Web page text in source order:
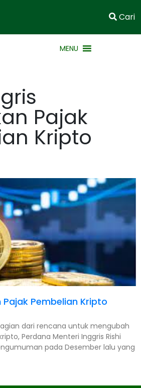
Cari
MENU
Pajak
Kripto
Pajak Pembelian Kripto
dari rencana untuk mengubah
Perdana Menteri Inggris Rishi
pada Desember lalu yang